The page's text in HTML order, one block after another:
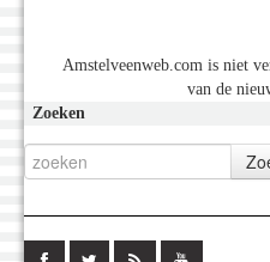
Amstelveenweb.com is niet
van de
Zoeken